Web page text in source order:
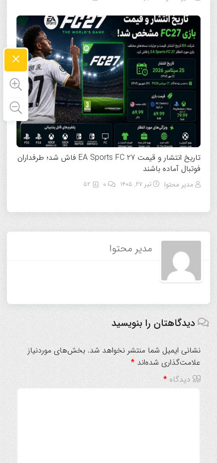
تاریخ انتشار و قیمت EA Sports FC 27 فاش شد؛ طرفداران
فوتبال آماده باشند
مدیر محتوا تیر ۲۷, ۱۴۰۵ 52
مدیر محتوا
دیدگاهتان را بنویسید
نشانی ایمیل شما منتشر نخواهد شد. بخش‌های موردنیاز
علامت‌گذاری شده‌اند*
دیدگاه*
×